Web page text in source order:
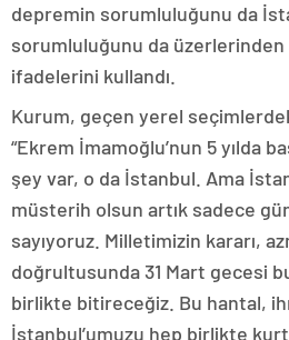
depremin sorumluluğunu da
sorumluluğunu da
ifadelerini kullandı.
Kurum, geçen yerel
“Ekrem İmamoğlu’nun 5 yılda
şey var, o da İstanbul. Ama
müsterih olsun artık sadece
sayıyoruz. Milletimizin kararı,
doğrultusunda 31 Mart gecesi
birlikte bitireceğiz. Bu hantal,
İstanbul’umuzu hep birlikte